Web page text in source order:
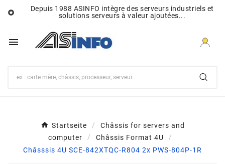

Depuis 1988 ASINFO intègre des serveurs industriels et
solutions serveurs à valeur ajoutées...

Startseite
Châssis for servers and
computer
Châssis Format 4U
Châsssis 4U SCE-842XTQC-R804 2x PWS-804P-1R